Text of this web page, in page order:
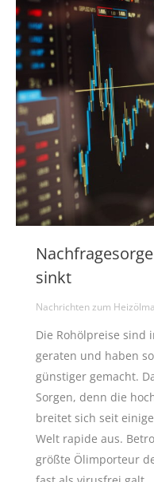
sinkt
Nachrichten zum
Die Rohölpreise sind
geraten und haben
günstiger gemacht.
Sorgen, denn die
breitet sich seit
Welt rapide aus.
größte Ölimporteur